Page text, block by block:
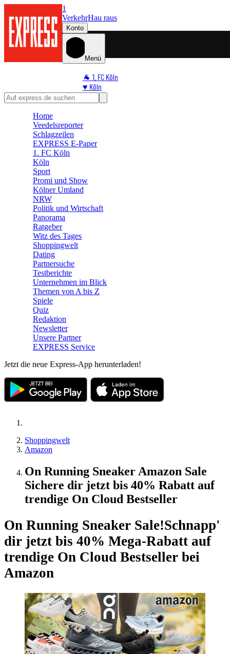
1
VerkehrHau raus
Konto
Menü
🐐 1. FC Köln
♥️ Köln
⭐ Promi
🛒 Shoppingwelt
Home
Veedelsreporter
Schlagzeilen
EXPRESS E-Paper
1. FC Köln
Köln
Sport
Promi und Show
Kölner Umland
NRW
Politik und Wirtschaft
Panorama
Ratgeber
Witz des Tages
Shoppingwelt
Dating
Partnersuche
Testberichte
Unternehmen im Blick
Themen von A bis Z
Spiele
Quiz
Redaktion
Newsletter
Unsere Partner
EXPRESS Service
Jetzt die neue Express-App herunterladen!
Shoppingwelt
Amazon
On Running Sneaker Amazon Sale
Sichere dir jetzt bis 40% Rabatt auf
trendige On Cloud Bestseller
On Running Sneaker Sale!Schnapp'
dir jetzt bis 40% Mega-Rabatt auf
trendige On Cloud Bestseller bei
Amazon